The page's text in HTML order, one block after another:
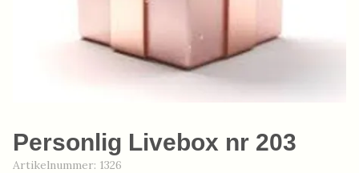
Personlig Livebox nr 203
Artikelnummer: 1326